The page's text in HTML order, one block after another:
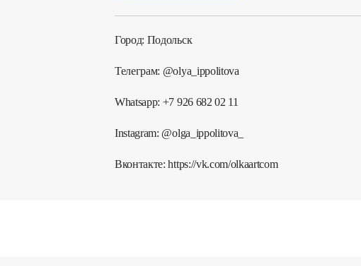
Город: Подольск
Телеграм: @olya_ippolitova
Whatsapp: +7 926 682 02 11
Instagram: @olga_ippolitova_
Вконтакте: https://vk.com/olkaartcom